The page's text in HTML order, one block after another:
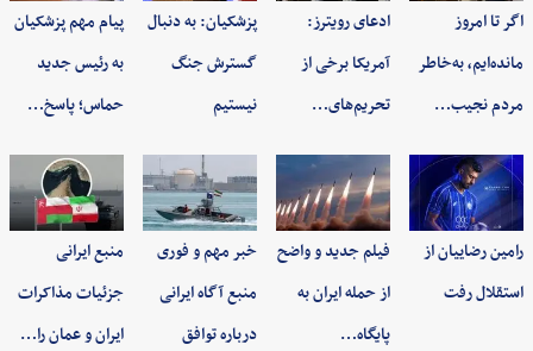
اگر تا امروز
مانده‌ایم، به‌خاطر
مردم نجیب…
ادعای رویترز:
آمریکا برخی از
تحریم‌های…
پزشکیان: به‌ دنبال
گسترش جنگ
نیستیم
پیام مهم پزشکیان
به رئیس جدید
حماس؛ پاسخ…
رامین رضاییان از
استقلال رفت
فیلم جدید و واضح
از حمله ایران به
پایگاه…
خبر مهم و فوری
منبع آگاه ایرانی
درباره توافق
منبع ایرانی
جزئیات مذاکرات
ایران و عمان را…